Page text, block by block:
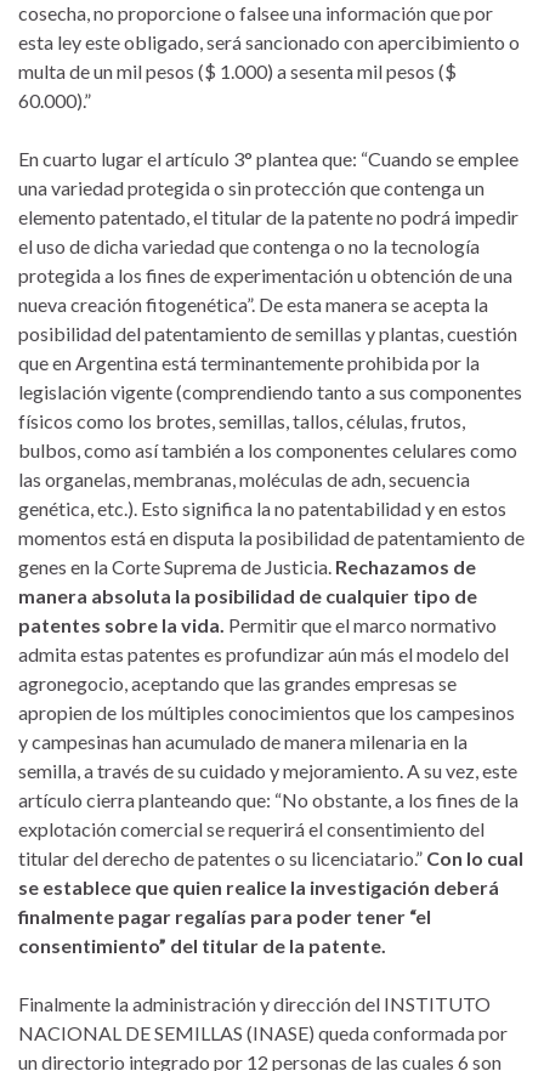
cosecha, no proporcione o falsee una información que por
esta ley este obligado, será sancionado con apercibimiento o
multa de un mil pesos ($ 1.000) a sesenta mil pesos ($
60.000).”
En cuarto lugar el artículo 3° plantea que: “Cuando se emplee
una variedad protegida o sin protección que contenga un
elemento patentado, el titular de la patente no podrá impedir
el uso de dicha variedad que contenga o no la tecnología
protegida a los fines de experimentación u obtención de una
nueva creación fitogenética”. De esta manera se acepta la
posibilidad del patentamiento de semillas y plantas, cuestión
que en Argentina está terminantemente prohibida por la
legislación vigente (comprendiendo tanto a sus componentes
físicos como los brotes, semillas, tallos, células, frutos,
bulbos, como así también a los componentes celulares como
las organelas, membranas, moléculas de adn, secuencia
genética, etc.). Esto significa la no patentabilidad y en estos
momentos está en disputa la posibilidad de patentamiento de
genes en la Corte Suprema de Justicia. Rechazamos de
manera absoluta la posibilidad de cualquier tipo de
patentes sobre la vida. Permitir que el marco normativo
admita estas patentes es profundizar aún más el modelo del
agronegocio, aceptando que las grandes empresas se
apropien de los múltiples conocimientos que los campesinos
y campesinas han acumulado de manera milenaria en la
semilla, a través de su cuidado y mejoramiento. A su vez, este
artículo cierra planteando que: “No obstante, a los fines de la
explotación comercial se requerirá el consentimiento del
titular del derecho de patentes o su licenciatario.” Con lo cual
se establece que quien realice la investigación deberá
finalmente pagar regalías para poder tener “el
consentimiento” del titular de la patente.
Finalmente la administración y dirección del INSTITUTO
NACIONAL DE SEMILLAS (INASE) queda conformada por
un directorio integrado por 12 personas de las cuales 6 son